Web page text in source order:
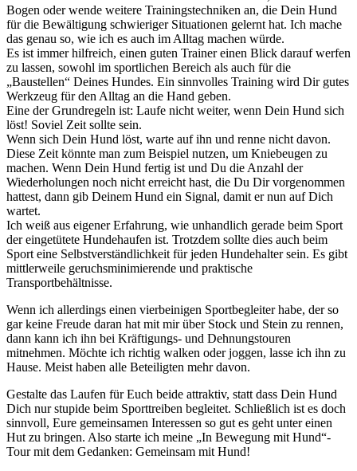
Bogen oder wende weitere Trainingstechniken an, die Dein Hund
für die Bewältigung schwieriger Situationen gelernt hat. Ich mache
das genau so, wie ich es auch im Alltag machen würde.
Es ist immer hilfreich, einen guten Trainer einen Blick darauf werfen
zu lassen, sowohl im sportlichen Bereich als auch für die
„Baustellen“ Deines Hundes. Ein sinnvolles Training wird Dir gutes
Werkzeug für den Alltag an die Hand geben.
Eine der Grundregeln ist: Laufe nicht weiter, wenn Dein Hund sich
löst! Soviel Zeit sollte sein.
Wenn sich Dein Hund löst, warte auf ihn und renne nicht davon.
Diese Zeit könnte man zum Beispiel nutzen, um Kniebeugen zu
machen. Wenn Dein Hund fertig ist und Du die Anzahl der
Wiederholungen noch nicht erreicht hast, die Du Dir vorgenommen
hattest, dann gib Deinem Hund ein Signal, damit er nun auf Dich
wartet.
Ich weiß aus eigener Erfahrung, wie unhandlich gerade beim Sport
der eingetütete Hundehaufen ist. Trotzdem sollte dies auch beim
Sport eine Selbstverständlichkeit für jeden Hundehalter sein. Es gibt
mittlerweile geruchsminimierende und praktische
Transportbehältnisse.
Wenn ich allerdings einen vierbeinigen Sportbegleiter habe, der so
gar keine Freude daran hat mit mir über Stock und Stein zu rennen,
dann kann ich ihn bei Kräftigungs- und Dehnungstouren
mitnehmen. Möchte ich richtig walken oder joggen, lasse ich ihn zu
Hause. Meist haben alle Beteiligten mehr davon.
Gestalte das Laufen für Euch beide attraktiv, statt dass Dein Hund
Dich nur stupide beim Sporttreiben begleitet. Schließlich ist es doch
sinnvoll, Eure gemeinsamen Interessen so gut es geht unter einen
Hut zu bringen. Also starte ich meine „In Bewegung mit Hund“-
Tour mit dem Gedanken: Gemeinsam mit Hund!